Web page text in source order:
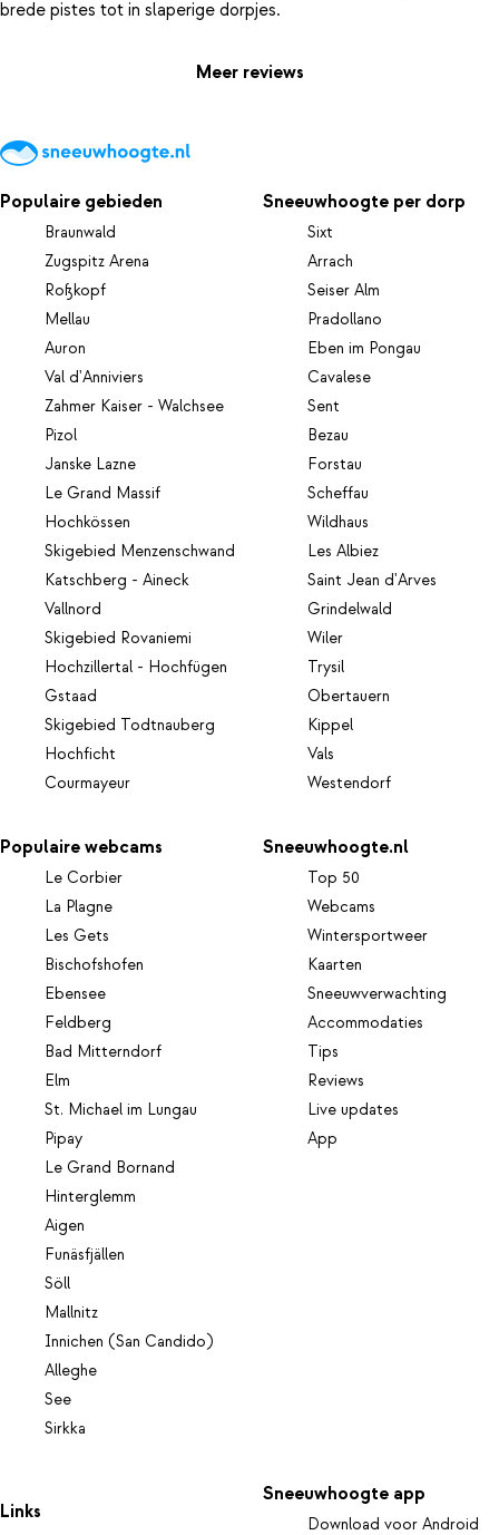
Meer reviews
Populaire gebieden
Braunwald
Zugspitz Arena
Roßkopf
Mellau
Auron
Val d'Anniviers
Zahmer Kaiser - Walchsee
Pizol
Janske Lazne
Le Grand Massif
Hochkössen
Skigebied Menzenschwand
Katschberg - Aineck
Vallnord
Skigebied Rovaniemi
Hochzillertal - Hochfügen
Gstaad
Skigebied Todtnauberg
Hochficht
Courmayeur
Sneeuwhoogte per dorp
Sixt
Arrach
Seiser Alm
Pradollano
Eben im Pongau
Cavalese
Sent
Bezau
Forstau
Scheffau
Wildhaus
Les Albiez
Saint Jean d'Arves
Grindelwald
Wiler
Trysil
Obertauern
Kippel
Vals
Westendorf
Populaire webcams
Le Corbier
La Plagne
Les Gets
Bischofshofen
Ebensee
Feldberg
Bad Mitterndorf
Elm
St. Michael im Lungau
Pipay
Le Grand Bornand
Hinterglemm
Aigen
Funäsfjällen
Söll
Mallnitz
Innichen (San Candido)
Alleghe
See
Sirkka
Sneeuwhoogte.nl
Top 50
Webcams
Wintersportweer
Kaarten
Sneeuwverwachting
Accommodaties
Tips
Reviews
Live updates
App
Links
Sneeuwhoogte app
Download voor Android